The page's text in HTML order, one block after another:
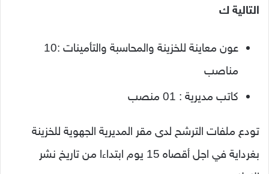
التالية ك
عون معاينة للخزينة والمحاسبة والتأمينات :10
مناصب
كاتب مديرية : 01 منصب
تودع ملفات الترشح لدى مقر المديرية الجهوية للخزينة
بغرداية في اجل أقصاه 15 يوم ابتداءا من تاريخ نشر